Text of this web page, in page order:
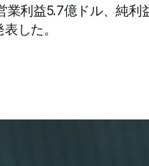
利益5.7億ドル、純利
した。